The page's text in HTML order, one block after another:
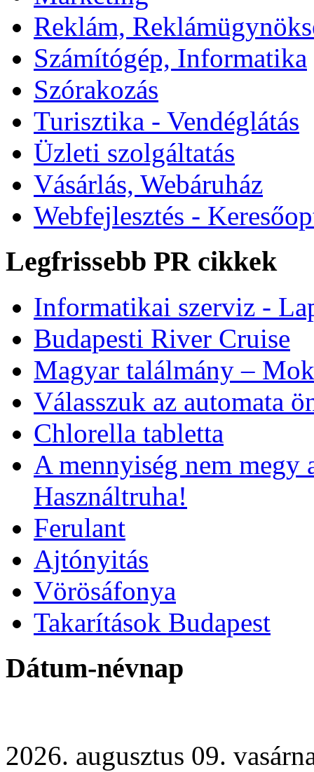
Reklám,
Számítógép, Informatika
Szórakozás
Turisztika - Vendéglátás
Üzleti szolgáltatás
Vásárlás, Webáruház
Webfejlesztés -
Legfrissebb PR cikkek
Informatikai szerviz -
Budapesti River Cruise
Magyar találmány –
Válasszuk az automata
Chlorella tabletta
A mennyiség nem megy
Használtruha!
Ferulant
Ajtónyitás
Vörösáfonya
Takarítások Budapest
Dátum-névnap
2026. augusztus 09.